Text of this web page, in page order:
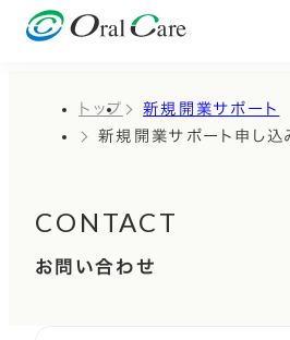
トップ
新規開業サポート
新規開業サポート申し込
CONTACT
お問い合わせ